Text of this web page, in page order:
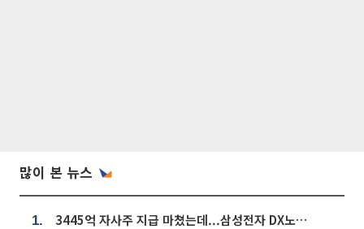
많이 본 뉴스
1. 3445억 자사주 지급 마쳤는데...삼성전자 DX노조, 뒤늦은 '떼쓰기 집회'